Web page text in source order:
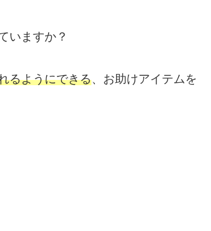
いますか？
るようにできる、お助けアイテムを